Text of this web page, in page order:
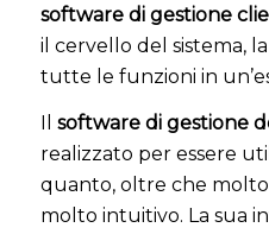
software di gestione
il cervello del sistema,
tutte le funzioni in
software di gestione
realizzato per essere
quanto, oltre che
molto intuitivo. La sua